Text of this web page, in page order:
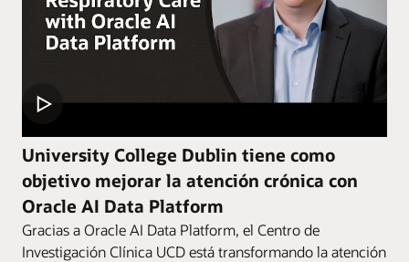
University College Dublin tiene como
objetivo mejorar la atención crónica con
Oracle AI Data Platform
Gracias a Oracle AI Data Platform, el Centro de
Investigación Clínica UCD está transformando la atención